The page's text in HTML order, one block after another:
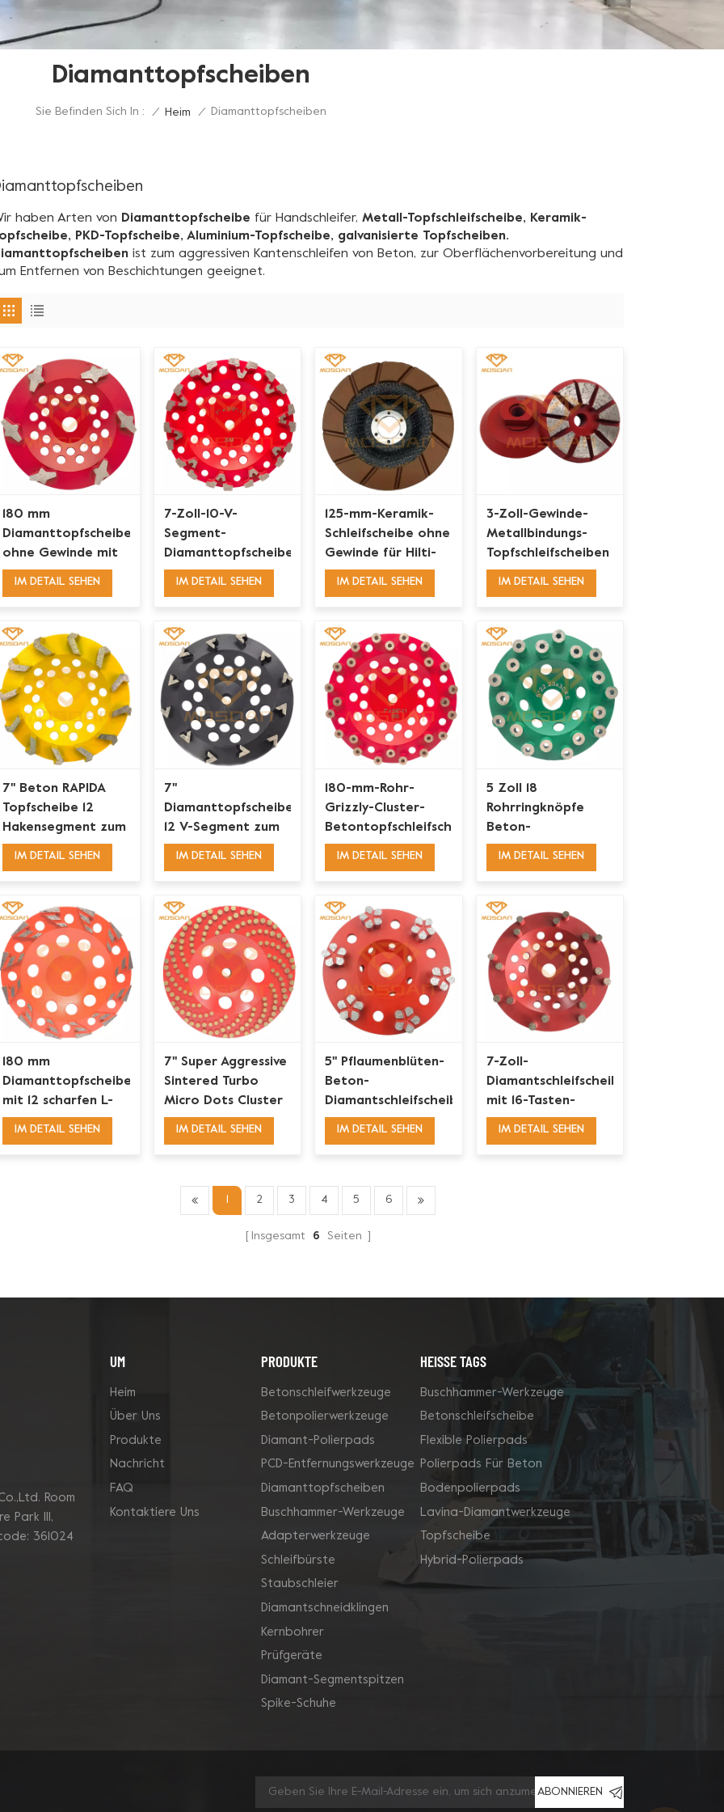
Diamanttopfscheiben
Sie Befinden Sich In : / Heim / Diamanttopfscheiben
haben Arten von Diamanttopfscheibe für Handschleifer, Metall-Topfschleifscheibe, Keramik-
PKD-Topfscheibe, Aluminium-Topfscheibe, galvanisierte Topfscheiben.
ist zum aggressiven Kantenschleifen von Beton, zur Oberflächenvorbereitung und
Entfernen von Beschichtungen geeignet.
180 mm
Diamanttopfscheibe
ohne Gewinde mit
6 X-Segmenten
IM DETAIL SEHEN
7-Zoll-10-V-
Segment-
Diamanttopfscheibe
zum Schleifen von
IM DETAIL SEHEN
125-mm-Keramik-
Schleifscheibe ohne
Gewinde für Hilti-
Schleifmaschinen
IM DETAIL SEHEN
3-Zoll-Gewinde-
Metallbindungs-
Topfschleifscheiben
mit 10
IM DETAIL SEHEN
7'' Beton RAPIDA
Topfscheibe 12
Hakensegment zum
Kantenschleifen von
IM DETAIL SEHEN
7''
Diamanttopfscheibe
12 V-Segment zum
Entfernen von
IM DETAIL SEHEN
180-mm-Rohr-
Grizzly-Cluster-
Betontopfschleifscheibe
IM DETAIL SEHEN
5 Zoll 18
Rohrringknöpfe
Beton-
Diamanttopfscheiben
IM DETAIL SEHEN
180 mm
Diamanttopfscheibe
mit 12 scharfen L-
Segmenten
IM DETAIL SEHEN
7'' Super Aggressive
Sintered Turbo
Micro Dots Cluster
Diamond Cup
IM DETAIL SEHEN
5'' Pflaumenblüten-
Beton-
Diamantschleifscheiben
für Kanten
IM DETAIL SEHEN
7-Zoll-
Diamantschleifscheibe
mit 16-Tasten-
Segment
IM DETAIL SEHEN
2 3 4 5 6
Insgesamt 6 Seiten
Room
Park Ill,
361024
UM
Heim
Über Uns
Produkte
Nachricht
FAQ
Kontaktiere Uns
PRODUKTE
Betonschleifwerkzeuge
Betonpolierwerkzeuge
Diamant-Polierpads
PCD-Entfernungswerkzeuge
Diamanttopfscheiben
Buschhammer-Werkzeuge
Adapterwerkzeuge
Schleifbürste
Staubschleier
Diamantschneidklingen
Kernbohrer
Prüfgeräte
Diamant-Segmentspitzen
Spike-Schuhe
HEISSE TAGS
Buschhammer-Werkzeuge
Betonschleifscheibe
Flexible Polierpads
Polierpads Für Beton
Bodenpolierpads
Lavina-Diamantwerkzeuge
Topfscheibe
Hybrid-Polierpads
ABONNIEREN